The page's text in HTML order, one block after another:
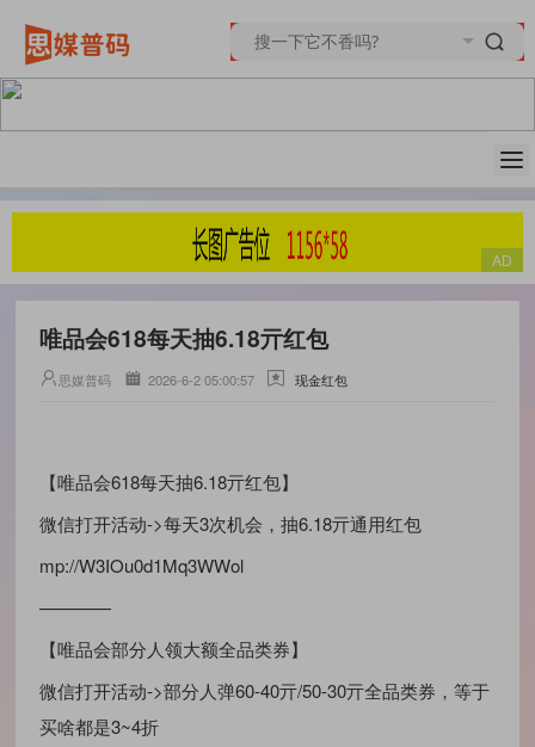
唯品会618每天抽6.18亓红包
思媒普码 2026-6-2 05:00:57 现金红包
【唯品会618每天抽6.18亓红包】
微信打开活动->每天3次机会，抽6.18亓通用红包
mp://W3IOu0d1Mq3WWol
————
【唯品会部分人领大额全品类券】
微信打开活动->部分人弹60-40亓/50-30亓全品类券，等于
买啥都是3~4折